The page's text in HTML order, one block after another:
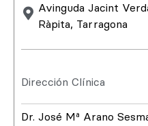
Avinguda Jacint
Ràpita, Tarragona
Dirección Clínica
Dr. José Mª Arano